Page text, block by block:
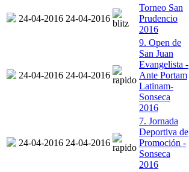
24-04-2016 24-04-2016
Torneo San
Prudencio
2016
24-04-2016 24-04-2016
9. Open de
San Juan
Evangelista -
Ante Portam
Latinam-
Sonseca
2016
24-04-2016 24-04-2016
7. Jornada
Deportiva de
Promoción -
Sonseca
2016